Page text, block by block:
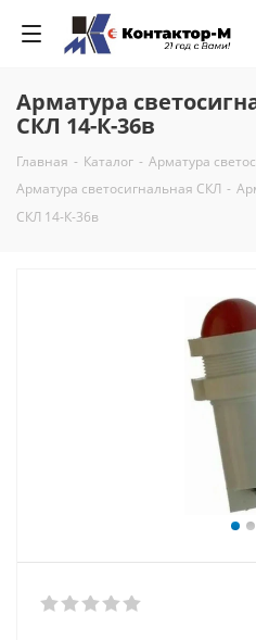
Арматура
СКЛ 14-К-36в
Главная - Каталог - Арматура
Арматура светосигнальная СКЛ -
СКЛ 14-К-36в